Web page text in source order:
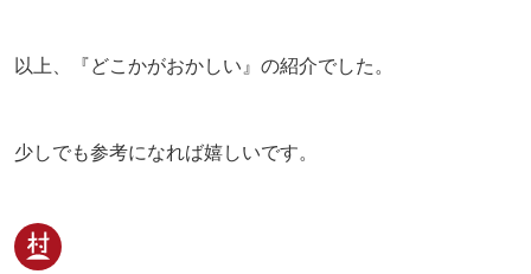
以上、『どこかがおかしい』の紹介でした。
少しでも参考になれば嬉しいです。